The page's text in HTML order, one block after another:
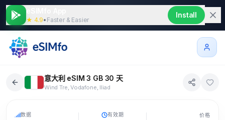
★ 4.9• Faster & Easier
Install
意大利 eSIM 3 GB 30 天
Wind Tre, Vodafone, Iliad
数据 有效期 价格